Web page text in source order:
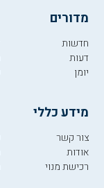
מדורים
חדשות
דעות
יומן
מידע כללי
צור קשר
אודות
רכישת מנוי